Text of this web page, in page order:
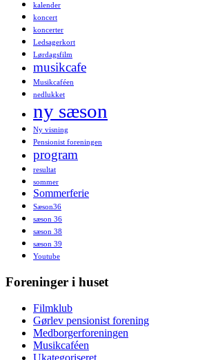
kalender
koncert
koncerter
Ledsagerkort
Lørdagsfilm
musikcafe
Musikcaféen
nedlukket
ny sæson
Ny visning
Pensionist foreningen
program
resultat
sommer
Sommerferie
Sæson36
sæson 36
sæson 38
sæson 39
Youtube
Foreninger i huset
Filmklub
Gørlev pensionist forening
Medborgerforeningen
Musikcaféen